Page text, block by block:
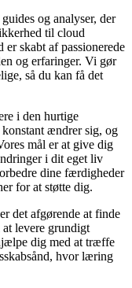
og analyser, der
til cloud
skabt af passionerede
og erfaringer. Vi gør
så du kan få det
i den hurtige
ændrer sig, og
mål er at give dig
i dit eget liv
dine færdigheder
for at støtte dig.
det afgørende at finde
levere grundigt
dig med at træffe
hvor læring